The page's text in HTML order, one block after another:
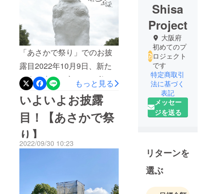
「あさかで祭り」でのお披
露目2022年10月9日、新た
な姿に生まれ変わった私た
ちのシーサーを無事にお披
露目することができまし
た。当日は、修復に携わっ
ていただいた金城先生にご
同席いただき、ご支援・ご
いました。お忙しいところ
もっと見る
いよいよお披露
目！【あさかで祭
り】
2022/09/30 10:23
Shisa
Project
大阪府
初めてのプ
ロジェクト
です
特定商取引
法に基づく
表記
メッセー
ジを送る
リターンを
選ぶ